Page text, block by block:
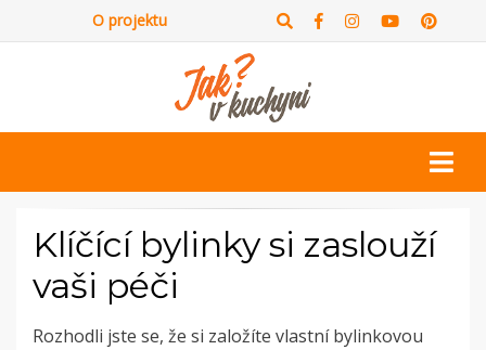
O projektu
Klíčící bylinky si zaslouží
vaši péči
Rozhodli jste se, že si založíte vlastní bylinkovou